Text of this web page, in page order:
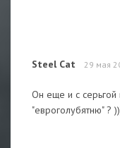
Steel Cat 29 мая
Он еще и с серьгой
"евроголубятню" ?